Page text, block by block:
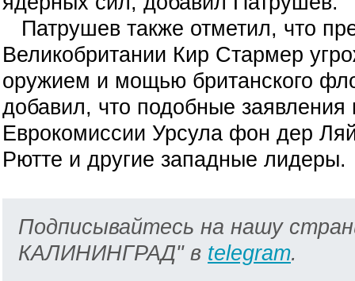
Патрушев также отметил, что
Великобритании Кир Стармер
оружием и мощью британского
добавил, что подобные
Еврокомиссии Урсула фон дер
Рютте и другие западные лидеры.
Подписывайтесь на нашу
КАЛИНИНГРАД" в telegram.